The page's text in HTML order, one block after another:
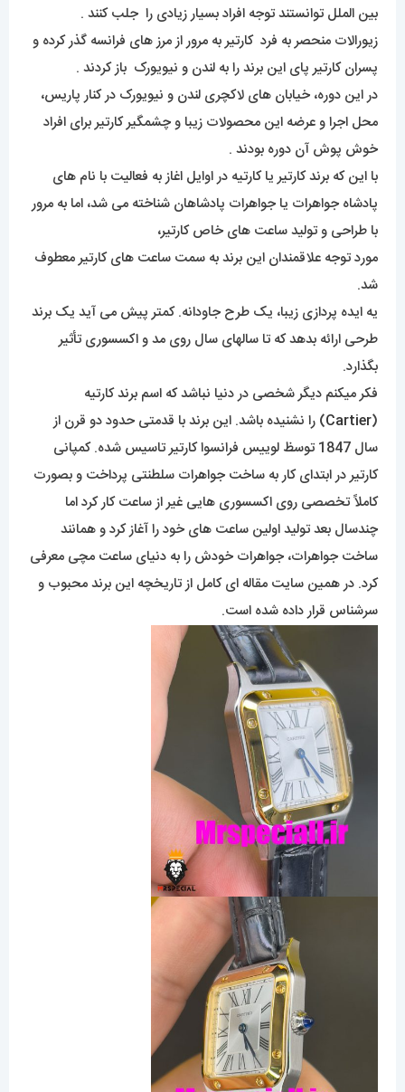
بین الملل توانستند توجه افراد بسیار زیادی را جلب کنند .
زیورالات منحصر به فرد کارتیر به مرور از مرز های فرانسه گذر کرده و
پسران کارتیر پای این برند را به لندن و نیویورک باز کردند .
در این دوره، خیابان های لاکچری لندن و نیویورک در کنار پاریس،
محل اجرا و عرضه این محصولات زیبا و چشمگیر کارتیر برای افراد
خوش پوش آن دوره بودند .
با این که برند کارتیر یا کارتیه در اوایل اغاز به فعالیت با نام های
پادشاه جواهرات یا جواهرات پادشاهان شناخته می شد، اما به مرور
با طراحی و تولید ساعت های خاص کارتیر،
مورد توجه علاقمندان این برند به سمت ساعت های کارتیر معطوف
شد.
یه ایده پردازی زیبا، یک طرح جاودانه. کمتر پیش می آید یک برند
طرحی ارائه بدهد که تا سالهای سال روی مد و اکسسوری تأثیر
بگذارد.
فکر میکنم دیگر شخصی در دنیا نباشد که اسم برند کارتیه
(
Cartier) را نشنیده باشد. این برند با قدمتی حدود دو قرن از
سال 1847 توسظ لوییس فرانسوا کارتیر تاسیس شده. کمپانی
کارتیر در ابتدای کار به ساخت جواهرات سلطنتی پرداخت و بصورت
کاملاً تخصصی روی اکسسوری هایی غیر از ساعت کار کرد اما
چندسال بعد تولید اولین ساعت های خود را آغاز کرد و همانند
ساخت جواهرات، جواهرات خودش را به دنیای ساعت مچی معرفی
کرد. در همین سایت مقاله ای کامل از تاریخچه این برند محبوب و
سرشناس قرار داده شده است.